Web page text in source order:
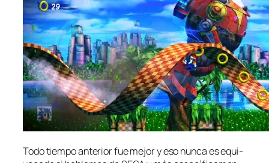
Todo tiem­po an­te­rior fue me­jor y eso nun­ca es equi­